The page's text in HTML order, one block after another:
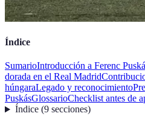
Índice
SumarioIntroducción a Ferenc
dorada en el Real Madrid
húngaraLegado y reconocimiento
PuskásGlossarioChecklist antes de
Índice(9 secciones)